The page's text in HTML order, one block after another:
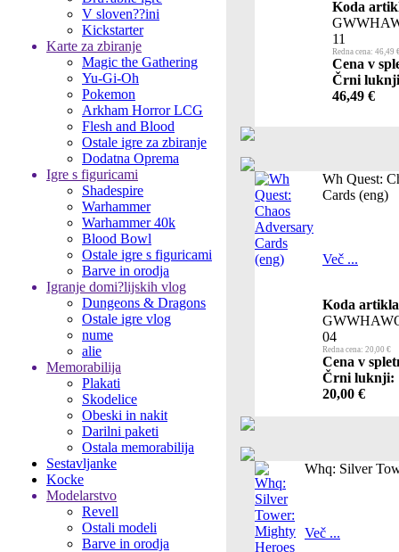
V sloven??ini
Kickstarter
Karte za zbiranje
Magic the Gathering
Yu-Gi-Oh
Pokemon
Arkham Horror LCG
Flesh and Blood
Ostale igre za zbiranje
Dodatna Oprema
Igre s figuricami
Shadespire
Warhammer
Warhammer 40k
Blood Bowl
Ostale igre s figuricami
Barve in orodja
Igranje domi?lijskih vlog
Dungeons & Dragons
Ostale igre vlog
nume
alie
Memorabilija
Plakati
Skodelice
Obeski in nakit
Darilni paketi
Ostala memorabilija
Sestavljanke
Kocke
Modelarstvo
Revell
Ostali modeli
Barve in orodja
Koda
11
Redna cena: 46,49
Cena v
Črni
46,49 €
Wh Quest:
Cards (eng)
Več ...
Koda
04
Redna cena: 20,00 €
Cena v
Črni luknji:
20,00 €
Whq: Silver
Več ...